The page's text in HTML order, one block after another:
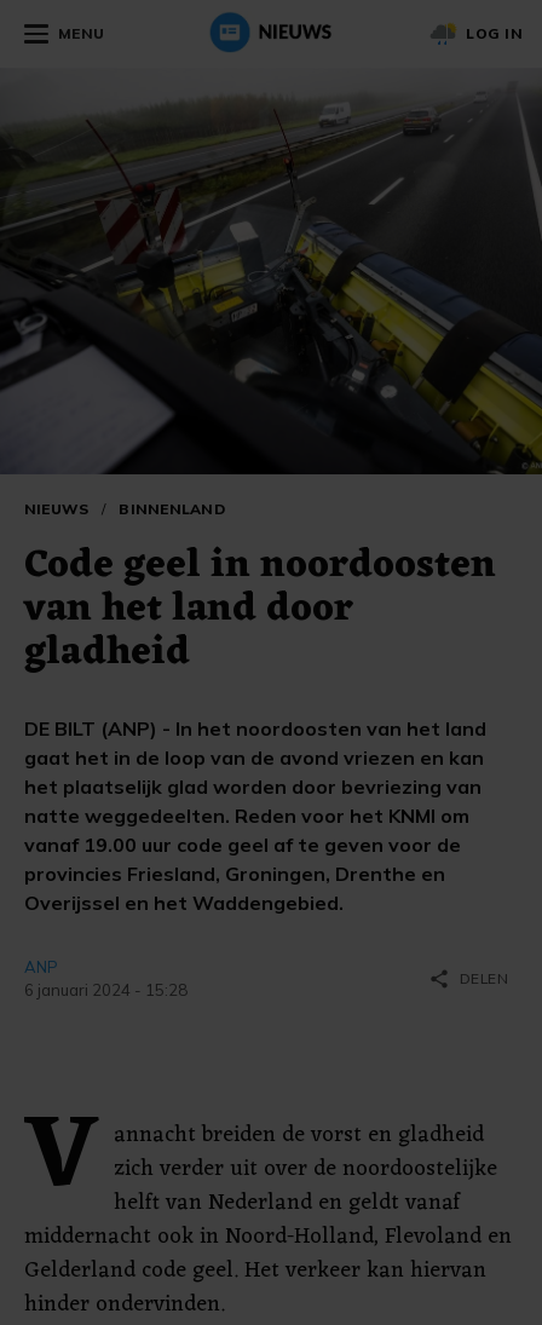
MENU LOG IN
NIEUWS / BINNENLAND
Code geel in noordoosten
van het land door
gladheid
DE BILT (ANP) - In het noordoosten van het land
gaat het in de loop van de avond vriezen en kan
het plaatselijk glad worden door bevriezing van
natte weggedeelten. Reden voor het KNMI om
vanaf 19.00 uur code geel af te geven voor de
provincies Friesland, Groningen, Drenthe en
Overijssel en het Waddengebied.
ANP
6 januari 2024 - 15:28
share DELEN
V annacht breiden de vorst en gladheid
zich verder uit over de noordoostelijke
helft van Nederland en geldt vanaf
middernacht ook in Noord-Holland, Flevoland en
Gelderland code geel. Het verkeer kan hiervan
hinder ondervinden.